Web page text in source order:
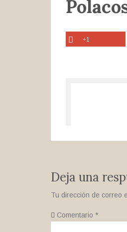
+1
Deja una
Tu dirección de correo
Comentario *